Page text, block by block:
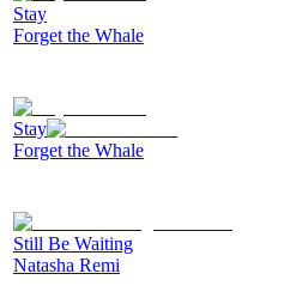
Stay
Forget the Whale
Stay
Forget the Whale
Still Be Waiting
Natasha Remi